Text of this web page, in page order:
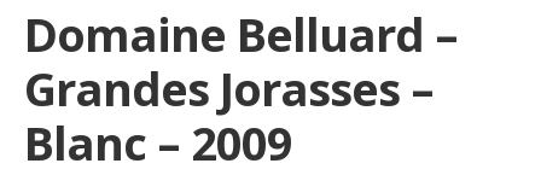
Domaine Belluard –
Grandes Jorasses –
Blanc – 2009